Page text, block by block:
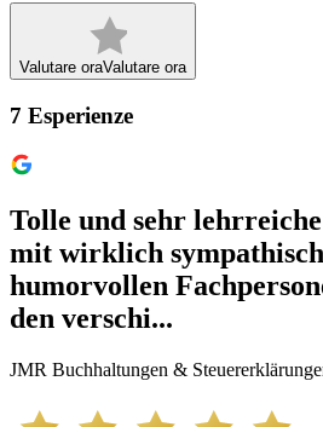
Valutare oraValutare ora
7 Esperienze
Tolle und sehr
mit wirklich
humorvollen
den verschi...
JMR Buchhaltungen &